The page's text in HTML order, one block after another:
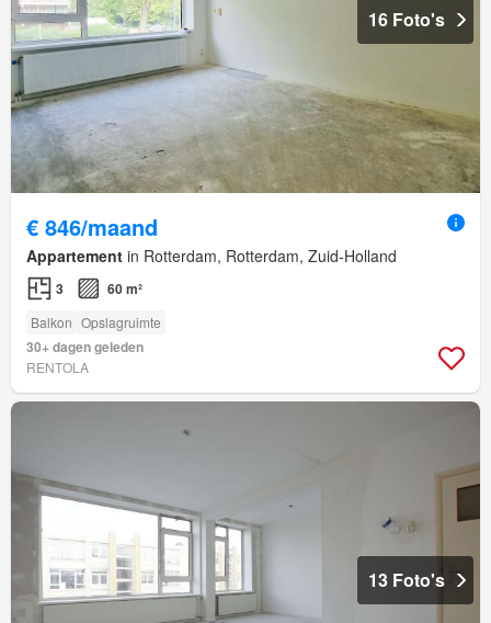
16 Foto's
€ 846/maand
Appartement in Rotterdam, Rotterdam, Zuid-Holland
3 60 m²
Balkon Opslagruimte
30+ dagen geleden
RENTOLA
13 Foto's